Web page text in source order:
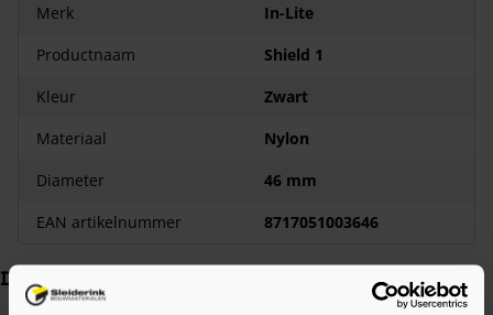
Merk
In-Lite
Productnaam
Shield 1
Kleur
Zwart
Materiaal
Nylon
Diameter
46 mm
EAN artikelnummer
8717051003646
Dit vind je misschien ook handig